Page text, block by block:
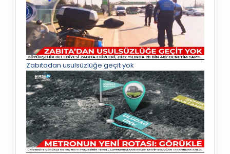
Zabıtadan usulsüzlüğe geçit yok